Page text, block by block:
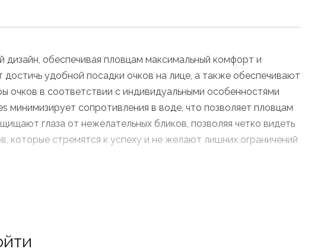
обеспечивая пловцам максимальный комфорт и
удобной посадки очков на лице, а также обеспечивают
очков в соответствии с индивидуальными особенностями
минимизирует сопротивления в воде, что позволяет пловцам
глаза от нежелательных бликов, позволяя четко видеть
которые стремятся к успеху и не желают лишних ограничений